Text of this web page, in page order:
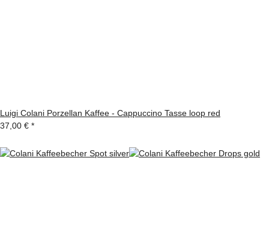
Luigi Colani Porzellan Kaffee - Cappuccino Tasse loop red
37,00 € *